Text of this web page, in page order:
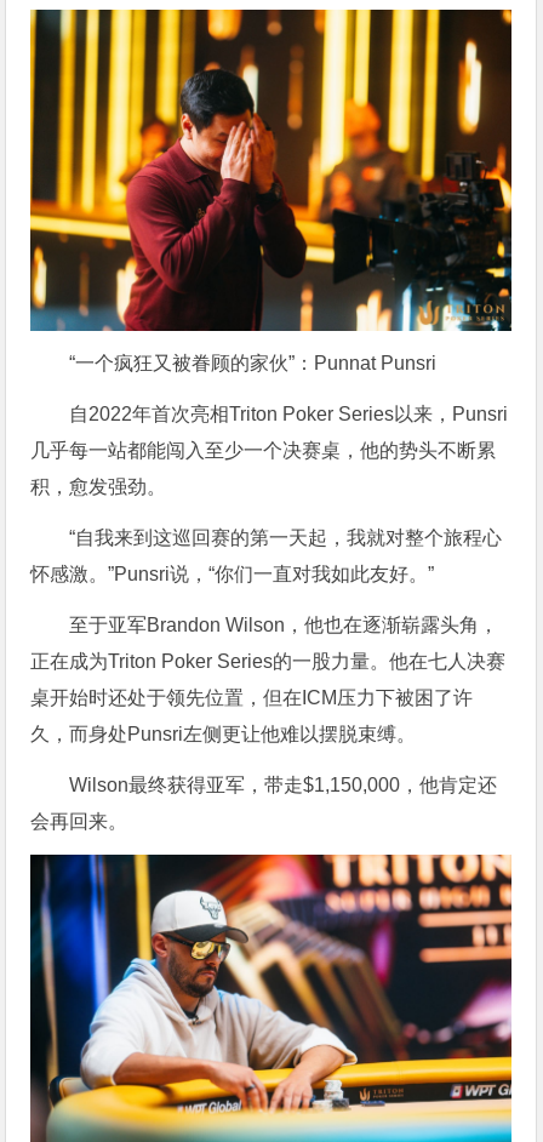
“一个疯狂又被眷顾的家伙”：Punnat Punsri
自2022年首次亮相Triton Poker Series以来，Punsri
几乎每一站都能闯入至少一个决赛桌，他的势头不断累
积，愈发强劲。
“自我来到这巡回赛的第一天起，我就对整个旅程心
怀感激。”Punsri说，“你们一直对我如此友好。”
至于亚军Brandon Wilson，他也在逐渐崭露头角，
正在成为Triton Poker Series的一股力量。他在七人决赛
桌开始时还处于领先位置，但在ICM压力下被困了许
久，而身处Punsri左侧更让他难以摆脱束缚。
Wilson最终获得亚军，带走$1,150,000，他肯定还
会再回来。